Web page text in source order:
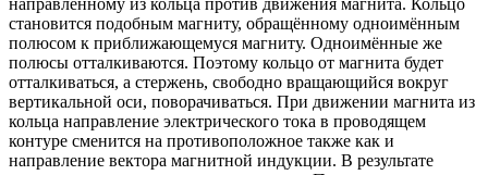
направленному из кольца против движения магнита. Кольцо
становится подобным магниту, обращённому одноимённым
полюсом к приближающемуся магниту. Одноимённые же
полюсы отталкиваются. Поэтому кольцо от магнита будет
отталкиваться, а стержень, свободно вращающийся вокруг
вертикальной оси, поворачиваться. При движении магнита из
кольца направление электрического тока в проводящем
контуре сменится на противоположное также как и
направление вектора магнитной индукции. В результате